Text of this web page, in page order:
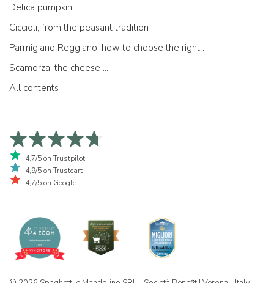
Delica pumpkin
Ciccioli, from the peasant tradition
Parmigiano Reggiano: how to choose the right one
Scamorza: the cheese ...
All contents
4,7/5 on Trustpilot
4,9/5 on Trustcart
4,7/5 on Google